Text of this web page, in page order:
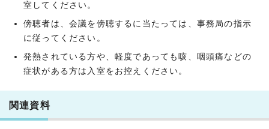
室してください。
傍聴者は、会議を傍聴するに当たっては、事務局の指示
に従ってください。
発熱されている方や、軽度であっても咳、咽頭痛などの
症状がある方は入室をお控えください。
関連資料